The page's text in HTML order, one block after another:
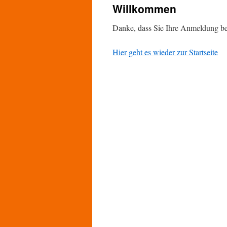
Willkommen
Danke, dass Sie Ihre Anmeldung
Hier geht es wieder zur Startseite